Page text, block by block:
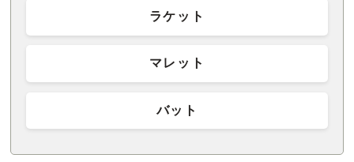
ラケット
マレット
バット